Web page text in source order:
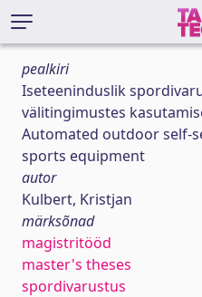
pealkiri
Iseteeninduslik
välitingimustes
Automated outdoor self-
sports equipment
autor
Kulbert, Kristjan
märksõnad
magistritööd
master's theses
spordivarustus